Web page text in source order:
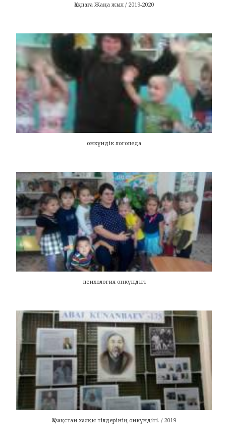
Қақпаға Жаңа жыл / 2019-2020
онкүндік логопеда
психология онкүндігі
Қазақстан халқы тілдерінің онкүндігі. / 2019